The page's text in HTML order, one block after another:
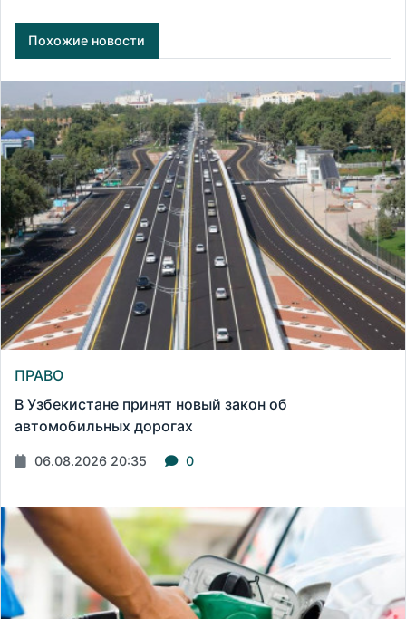
Похожие новости
ПРАВО
В Узбекистане принят новый закон об
автомобильных дорогах
06.08.2026 20:35 0